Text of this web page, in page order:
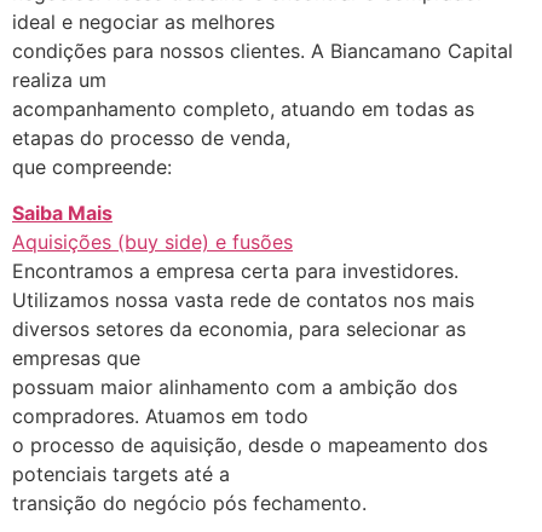
ideal e negociar as melhores
condições para nossos clientes. A Biancamano Capital
realiza um
acompanhamento completo, atuando em todas as
etapas do processo de venda,
que compreende:
Saiba Mais
Aquisições (buy side) e fusões
Encontramos a empresa certa para investidores.
Utilizamos nossa vasta rede de contatos nos mais
diversos setores da economia, para selecionar as
empresas que
possuam maior alinhamento com a ambição dos
compradores. Atuamos em todo
o processo de aquisição, desde o mapeamento dos
potenciais targets até a
transição do negócio pós fechamento.